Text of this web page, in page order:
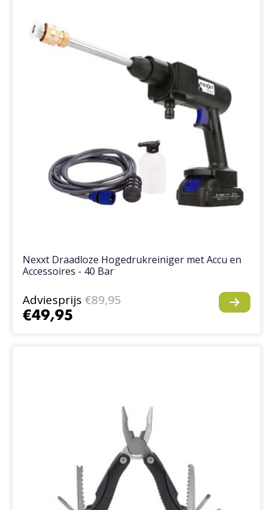
Nexxt Draadloze Hogedrukreiniger met Accu en
Accessoires - 40 Bar
Adviesprijs €89,95
€49,95